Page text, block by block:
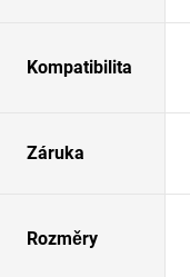
Kompatibilita
Záruka
Rozměry